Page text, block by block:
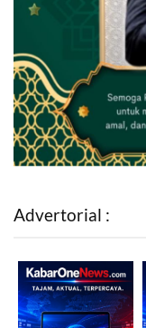
Advertorial :